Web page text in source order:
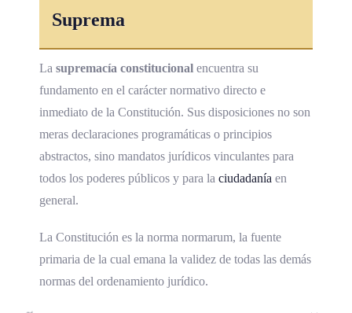
Suprema
La supremacía constitucional encuentra su
fundamento en el carácter normativo directo e
inmediato de la Constitución. Sus disposiciones no son
meras declaraciones programáticas o principios
abstractos, sino mandatos jurídicos vinculantes para
todos los poderes públicos y para la ciudadanía en
general.
La Constitución es la norma normarum, la fuente
primaria de la cual emana la validez de todas las demás
normas del ordenamiento jurídico.